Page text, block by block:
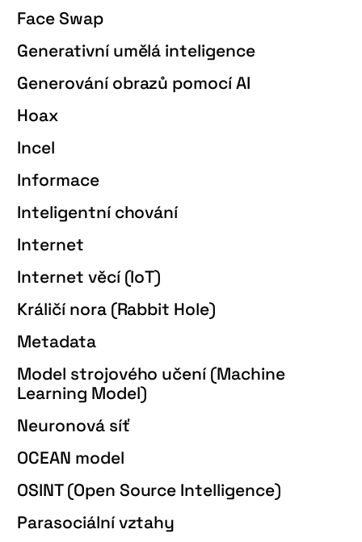
Face Swap
Generativní umělá inteligence
Generování obrazů pomocí AI
Hoax
Incel
Informace
Inteligentní chování
Internet
Internet věcí (IoT)
Králičí nora (Rabbit Hole)
Metadata
Model strojového učení (Machine
Learning Model)
Neuronová síť
OCEAN model
OSINT (Open Source Intelligence)
Parasociální vztahy